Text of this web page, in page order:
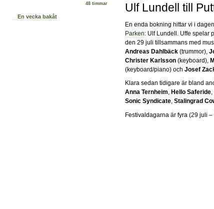
48 timmar
En vecka bakåt
Ulf Lundell till
En enda bokning hittar vi i
Parken: Ulf Lundell. Uffe spelar
den 29 juli tillsammans med
Andreas Dahlbäck (trummor),
Christer Karlsson (keyboard),
(keyboard/piano) och Josef
Klara sedan tidigare är bland
Anna Ternheim, Hello Saferide,
Sonic Syndicate, Stalingrad
Festivaldagarna är fyra (29 juli